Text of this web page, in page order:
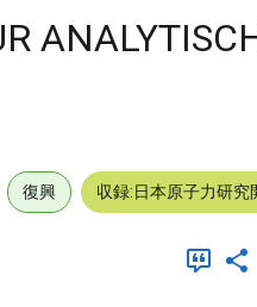
復興 収録:日本原子力研